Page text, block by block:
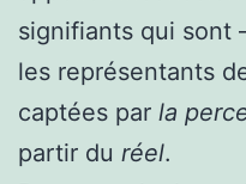
signifiants qui sont
les représentants
captées par la
partir du réel.